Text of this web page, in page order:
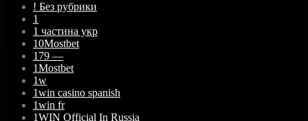
! Без рубрики
1
1 частина укр
10Mostbet
179 —
1Mostbet
1w
1win casino spanish
1win fr
1WIN Official In Russia